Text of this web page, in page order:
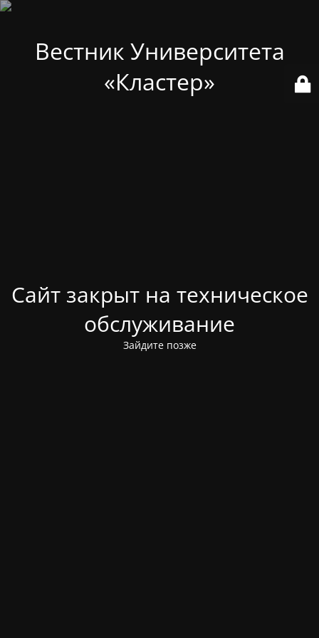
Вестник Университета
«Кластер»
Сайт закрыт на техническое
обслуживание
Зайдите позже